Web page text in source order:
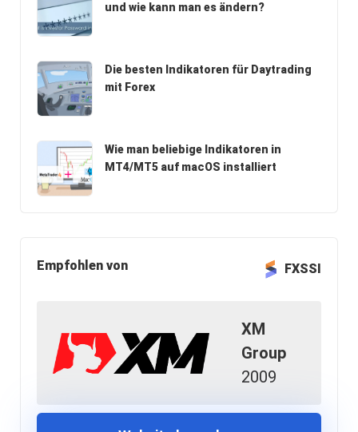
und wie kann man es ändern?
Die besten Indikatoren für Daytrading
mit Forex
Wie man beliebige Indikatoren in
MT4/MT5 auf macOS installiert
Empfohlen von FXSSI
XM
Group
2009